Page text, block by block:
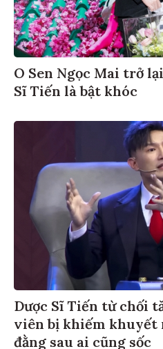
O Sen Ngọc Mai trở
Sĩ Tiến là bật khóc
Dược Sĩ Tiến từ chối
viên bị khiếm khuyết
đằng sau ai cũng sốc